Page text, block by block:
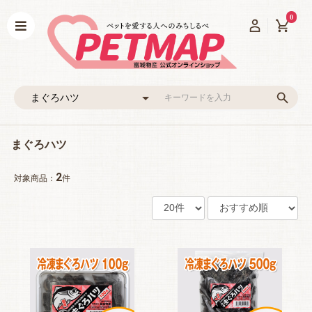
0
まぐろハツ
対象商品： 2件